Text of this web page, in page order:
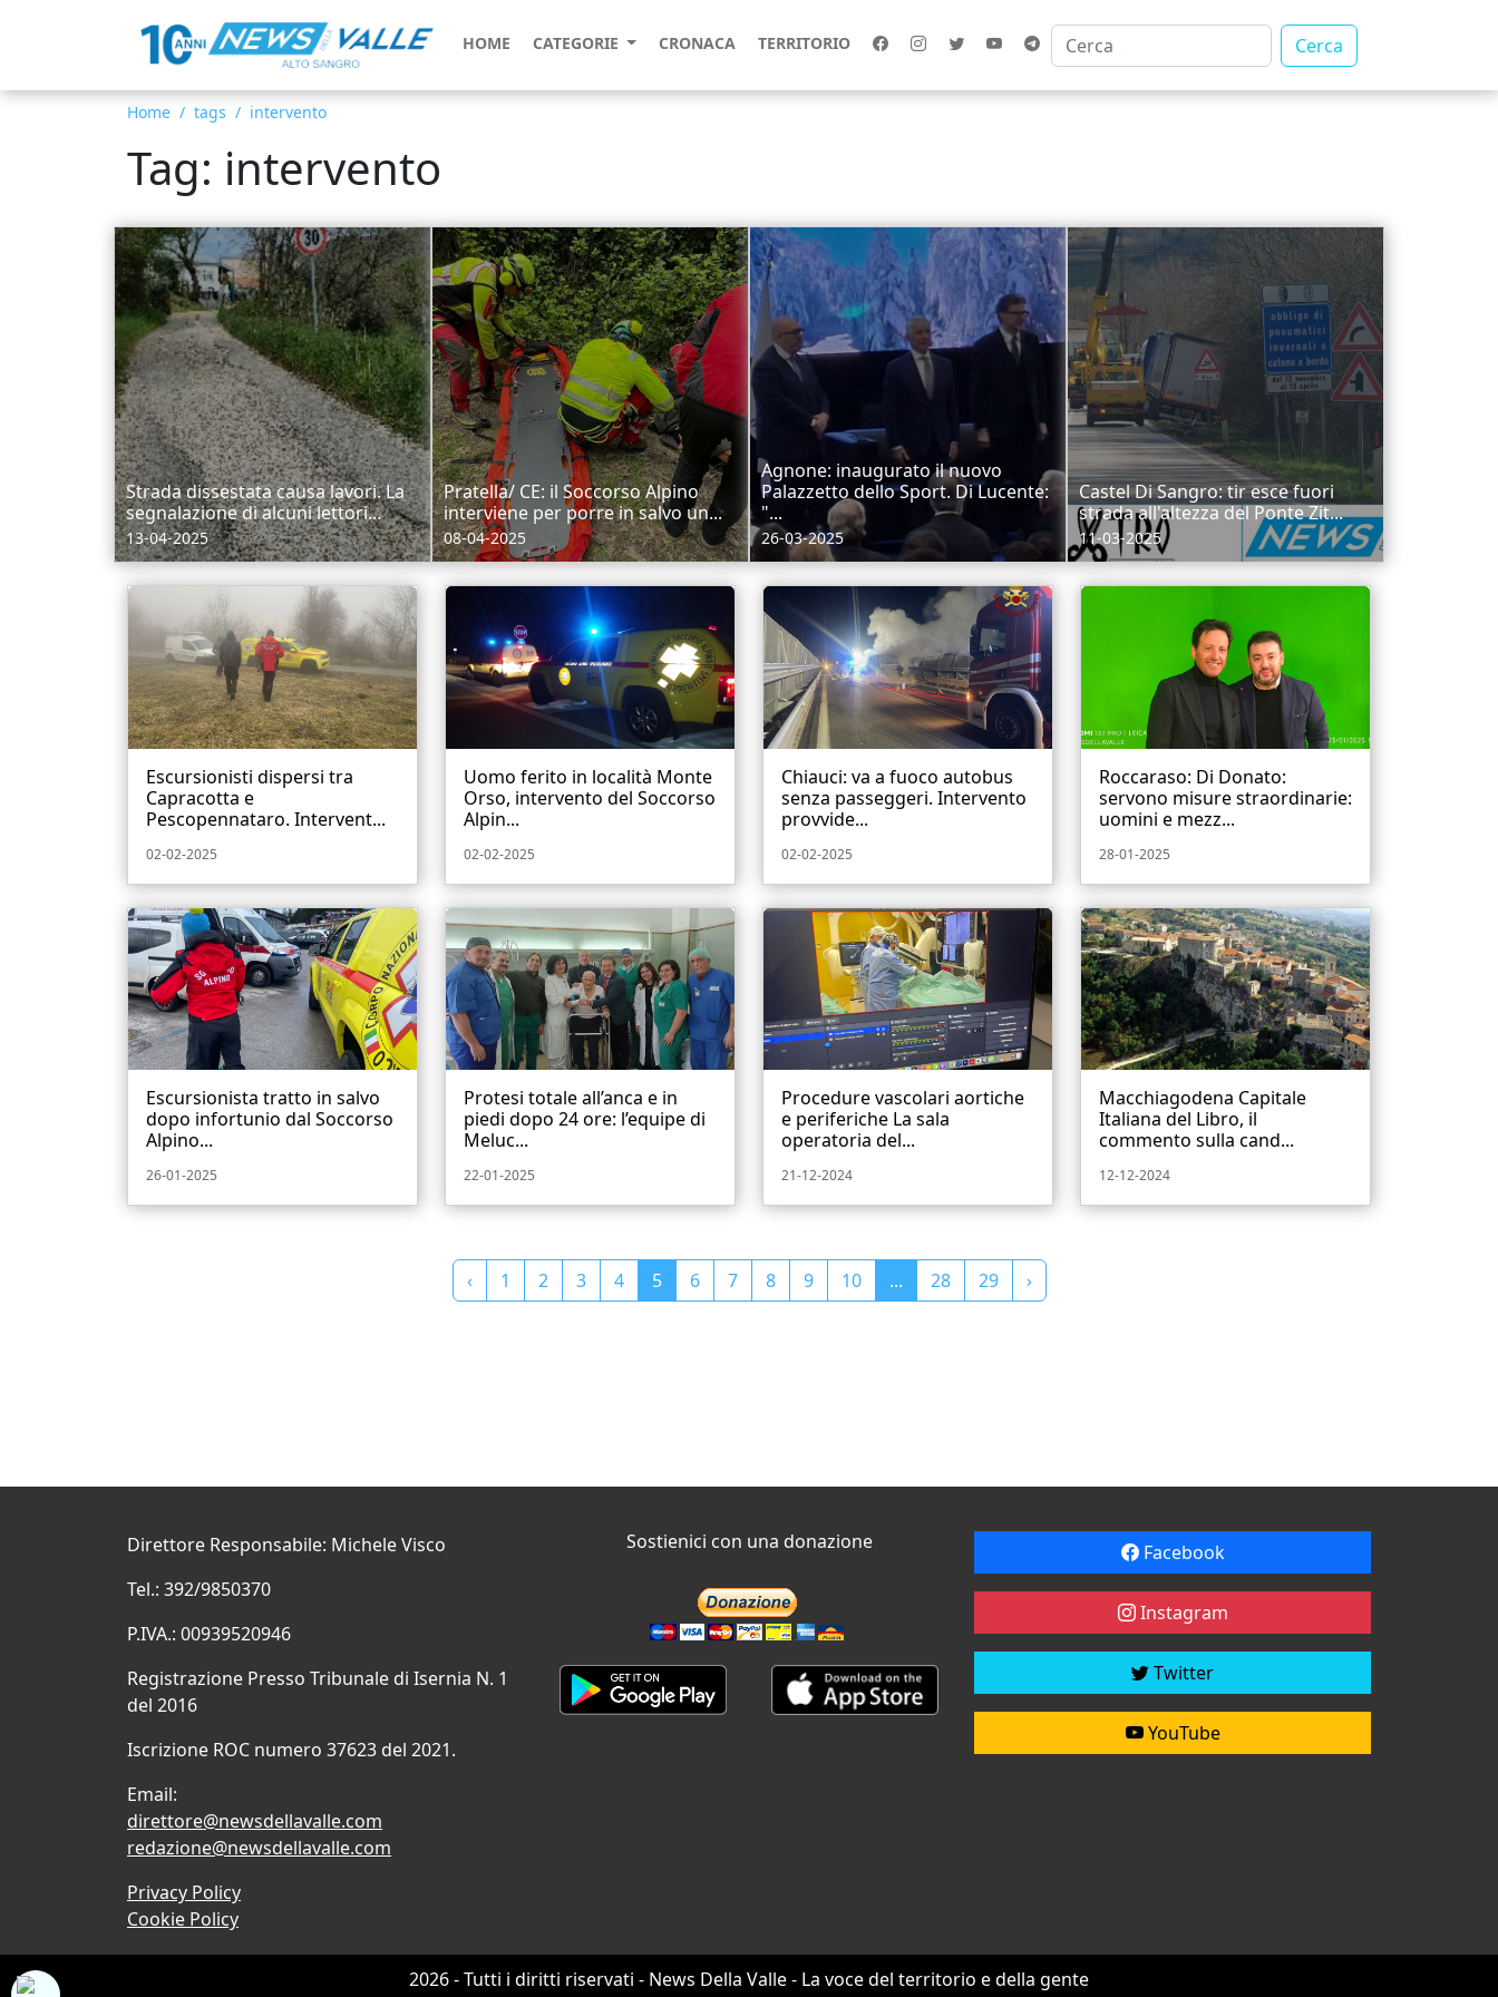
HOME CATEGORIE CRONACA TERRITORIO Cerca
Home tags intervento
Tag: intervento
Strada dissestata causa lavori. La
segnalazione di alcuni lettori...
13-04-2025
Pratella/ CE: il Soccorso Alpino
interviene per porre in salvo un...
08-04-2025
Agnone: inaugurato il nuovo
Palazzetto dello Sport. Di Lucente:
"...
26-03-2025
Castel Di Sangro: tir esce fuori
strada all'altezza del Ponte Zit...
11-03-2025
Escursionisti dispersi tra
Capracotta e
Pescopennataro. Intervent...
02-02-2025
Uomo ferito in località Monte
Orso, intervento del Soccorso
Alpin...
02-02-2025
Chiauci: va a fuoco autobus
senza passeggeri. Intervento
provvide...
02-02-2025
Roccaraso: Di Donato:
servono misure straordinarie:
uomini e mezz...
28-01-2025
Escursionista tratto in salvo
dopo infortunio dal Soccorso
Alpino...
26-01-2025
Protesi totale all’anca e in
piedi dopo 24 ore: l’equipe di
Meluc...
22-01-2025
Procedure vascolari aortiche
e periferiche La sala
operatoria del...
21-12-2024
Macchiagodena Capitale
Italiana del Libro, il
commento sulla cand...
12-12-2024
‹ 1 2 3 4 5 6 7 8 9 10 ... 28 29 ›
Direttore Responsabile: Michele Visco
Tel.: 392/9850370
P.IVA.: 00939520946
Registrazione Presso Tribunale di Isernia N. 1
del 2016
Iscrizione ROC numero 37623 del 2021.
Email:
direttore@newsdellavalle.com
redazione@newsdellavalle.com
Privacy Policy
Cookie Policy
Sostienici con una donazione Facebook
Instagram
Twitter
YouTube
2026 - Tutti i diritti riservati - News Della Valle - La voce del territorio e della gente